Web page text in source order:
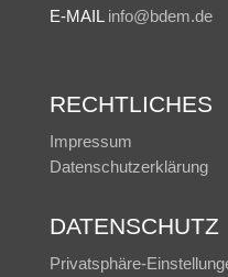
E-MAIL info@bdem.de
RECHTLICHES
Impressum
Datenschutzerklärung
DATENSCHUTZ
Privatsphäre-